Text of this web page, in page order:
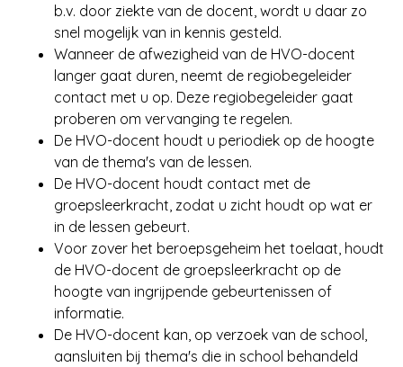
b.v. door ziekte van de docent, wordt u daar zo
snel mogelijk van in kennis gesteld.
Wanneer de afwezigheid van de HVO-docent
langer gaat duren, neemt de regiobegeleider
contact met u op. Deze regiobegeleider gaat
proberen om vervanging te regelen.
De HVO-docent houdt u periodiek op de hoogte
van de thema's van de lessen.
De HVO-docent houdt contact met de
groepsleerkracht, zodat u zicht houdt op wat er
in de lessen gebeurt.
Voor zover het beroepsgeheim het toelaat, houdt
de HVO-docent de groepsleerkracht op de
hoogte van ingrijpende gebeurtenissen of
informatie.
De HVO-docent kan, op verzoek van de school,
aansluiten bij thema's die in school behandeld